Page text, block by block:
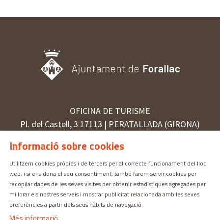
OFICINA DE TURISME
Pl. del Castell, 3 17113 | PERATALLADA (GIRONA)
Sitemap Avís Legal Ús de Cookies Contactar
Informació sobre cookies
Utilitzem cookies pròpies i de tercers per al correcte funcionament del lloc
web, i si ens dona el seu consentiment, també farem servir cookies per
recopilar dades de les seves visites per obtenir estadístiques agregades per
millorar els nostres serveis i mostrar publicitat relacionada amb les seves
preferències a partir dels seus hàbits de navegació.